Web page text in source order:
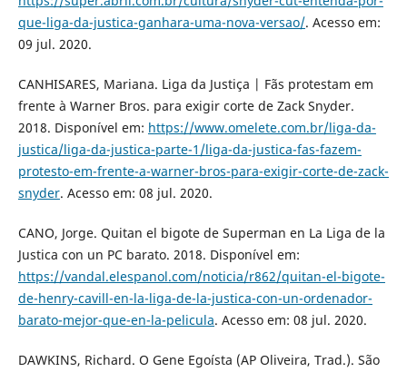
que-liga-da-justica-ganhara-uma-nova-versao/. Acesso em:
09 jul. 2020.
CANHISARES, Mariana. Liga da Justiça | Fãs protestam em
frente à Warner Bros. para exigir corte de Zack Snyder.
2018. Disponível em: https://www.omelete.com.br/liga-da-
justica/liga-da-justica-parte-1/liga-da-justica-fas-fazem-
protesto-em-frente-a-warner-bros-para-exigir-corte-de-zack-
snyder. Acesso em: 08 jul. 2020.
CANO, Jorge. Quitan el bigote de Superman en La Liga de la
Justica con un PC barato. 2018. Disponível em:
https://vandal.elespanol.com/noticia/r862/quitan-el-bigote-
de-henry-cavill-en-la-liga-de-la-justica-con-un-ordenador-
barato-mejor-que-en-la-pelicula. Acesso em: 08 jul. 2020.
DAWKINS, Richard. O Gene Egoísta (AP Oliveira, Trad.). São